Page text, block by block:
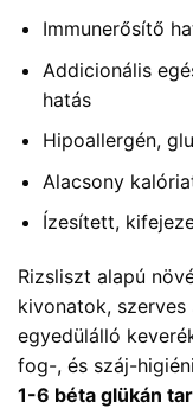
Immunerősítő
Addicionális
hatás
Hipoallergén,
Alacsony
Ízesített,
Rizsliszt alapú
kivonatok,
egyedülálló
fog-, és száj-
1-6 béta glükán